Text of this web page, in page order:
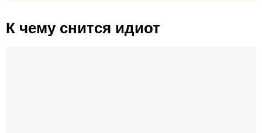
К чему снится идиот